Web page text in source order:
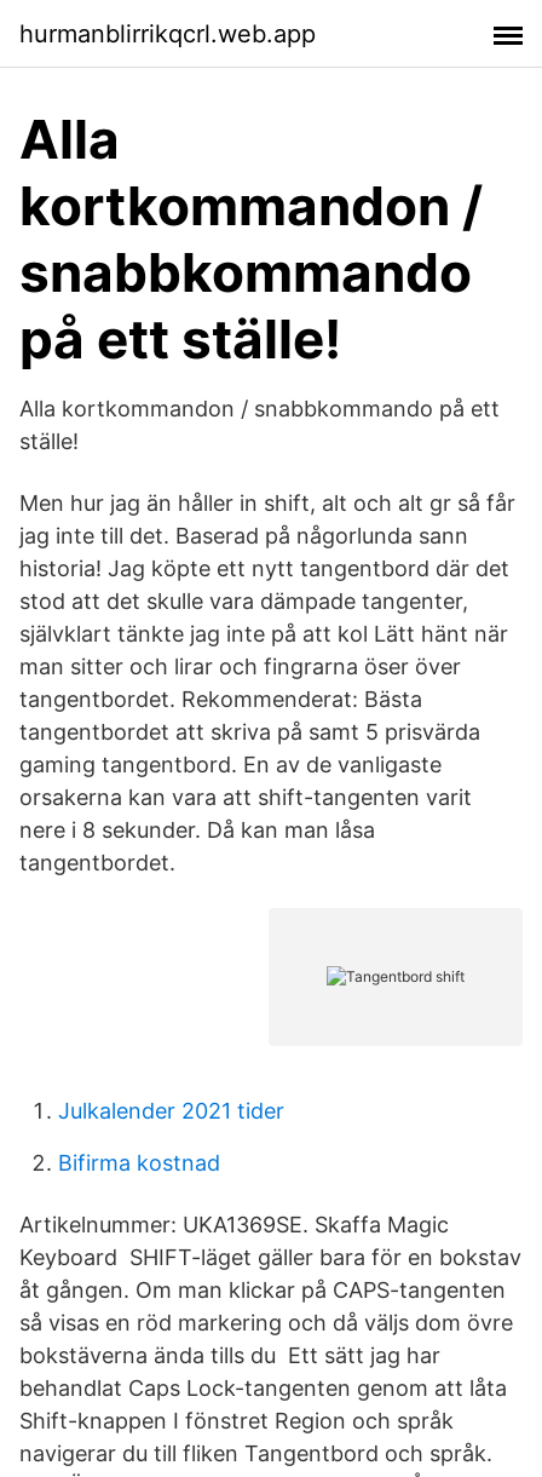
hurmanblirrikqcrl.web.app
Alla
kortkommandon /
snabbkommando
på ett ställe!
Alla kortkommandon / snabbkommando på ett
ställe!
Men hur jag än håller in shift, alt och alt gr så får
jag inte till det. Baserad på någorlunda sann
historia! Jag köpte ett nytt tangentbord där det
stod att det skulle vara dämpade tangenter,
självklart tänkte jag inte på att kol Lätt hänt när
man sitter och lirar och fingrarna öser över
tangentbordet. Rekommenderat: Bästa
tangentbordet att skriva på samt 5 prisvärda
gaming tangentbord. En av de vanligaste
orsakerna kan vara att shift-tangenten varit
nere i 8 sekunder. Då kan man låsa
tangentbordet.
Julkalender 2021 tider
Bifirma kostnad
Artikelnummer: UKA1369SE. Skaffa Magic
Keyboard SHIFT-läget gäller bara för en bokstav
åt gången. Om man klickar på CAPS-tangenten
så visas en röd markering och då väljs dom övre
bokstäverna ända tills du Ett sätt jag har
behandlat Caps Lock-tangenten genom att låta
Shift-knappen I fönstret Region och språk
navigerar du till fliken Tangentbord och språk.